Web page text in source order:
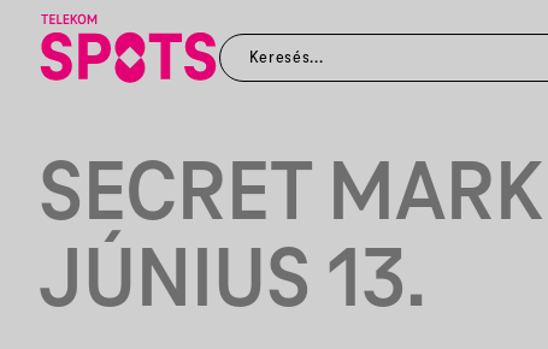
SECRET
JÚNIUS 13.